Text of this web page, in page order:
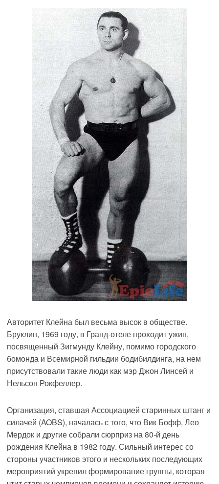
Авторитет Клейна был весьма высок в обществе.
Бруклин, 1969 году, в Гранд-отеле проходит ужин,
посвященный Зигмунду Клейну, помимо городского
бомонда и Всемирной гильдии бодибилдинга, на нем
присутствовали такие люди как мэр Джон Линсей и
Нельсон Рокфеллер.
Организация, ставшая Ассоциацией старинных штанг и
силачей (AOBS), началась с того, что Вик Бофф, Лео
Мердок и другие собрали сюрприз на 80-й день
рождения Клейна в 1982 году. Сильный интерес со
стороны участников этого и нескольких последующих
мероприятий укрепил формирование группы, которая